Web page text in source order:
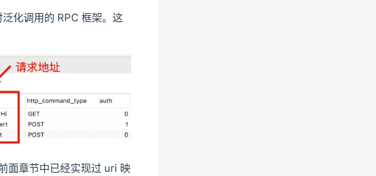
化调用的 RPC 框架。这
面章节中已经实现过 uri 映